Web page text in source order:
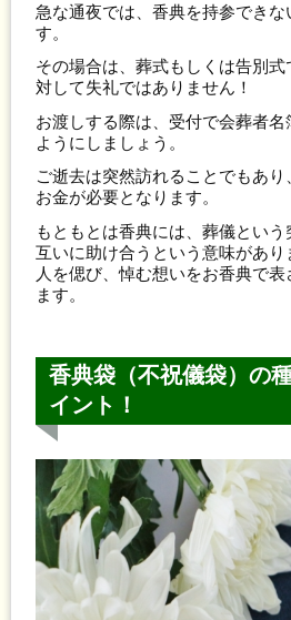
急な通夜では、香典を持参できな
す。
その場合は、葬式もしくは告別
対して失礼ではありません！
お渡しする際は、受付で会葬者
ようにしましょう。
ご逝去は突然訪れることでもあ
お金が必要となります。
もともとは香典には、葬儀とい
互いに助け合うという意味があ
人を偲び、悼む想いをお香典で
ます。
香典袋（不祝儀袋）の
イント！